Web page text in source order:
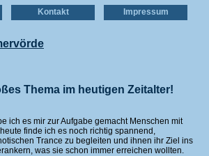
Kontakt Impressum
Thema im heutigen Zeitalter!
ich es mir zur Aufgabe gemacht Menschen mit
finde ich es noch richtig spannend,
Trance zu begleiten und ihnen ihr Ziel ins
was sie schon immer erreichen wollten.